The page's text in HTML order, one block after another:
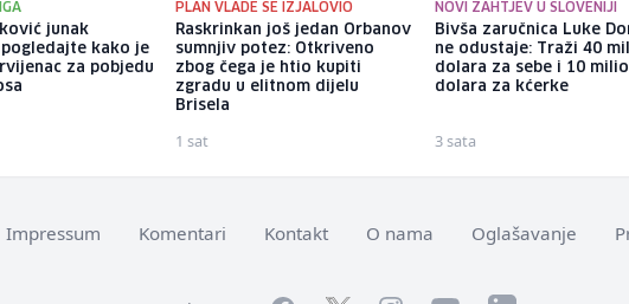
junak
pogledajte kako je
za pobjedu
PLAN VLADE SE IZJALOVIO
Raskrinkan još jedan Orbanov
sumnjiv potez: Otkriveno
zbog čega je htio kupiti
zgradu u elitnom dijelu
Brisela
1 sat
NOVI ZAHTJEV U SLOVENIJI
Bivša zaručnica Luke
ne odustaje: Traži 40
dolara za sebe i 10
dolara za kćerke
3 sata
Impressum Komentari Kontakt O nama Oglašavanje